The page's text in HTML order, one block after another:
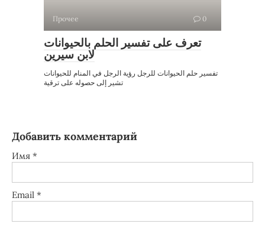
Прочее 0
تعرف على تفسير الحلم بالحيوانات
لابن سيرين
تفسير حلم الحيوانات للرجل رؤية الرجل في المنام للحيوانات
تشير إلى حصوله على ترقية
Добавить комментарий
Имя *
Email *